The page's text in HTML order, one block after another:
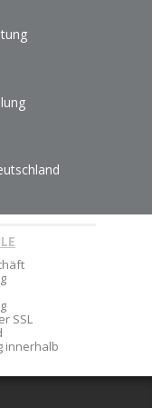
SSL
innerhalb